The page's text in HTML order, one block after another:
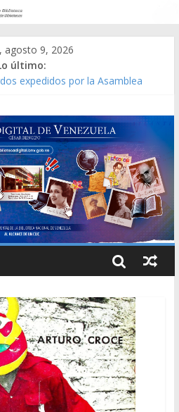
agosto 9, 2026
último:
expedidos por la Asamblea
gráfico]
de Venezuela año CXXXIII Mes V,
N° 38.394
de Modesta Bor